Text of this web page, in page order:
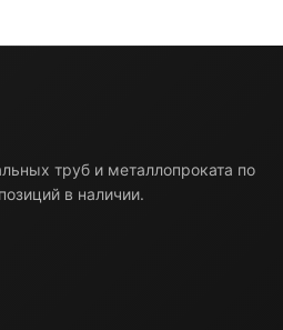
труб и металлопроката по
в наличии.